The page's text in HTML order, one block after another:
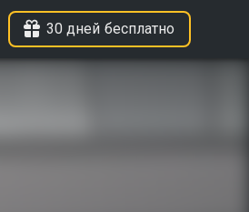
30 дней бесплатно